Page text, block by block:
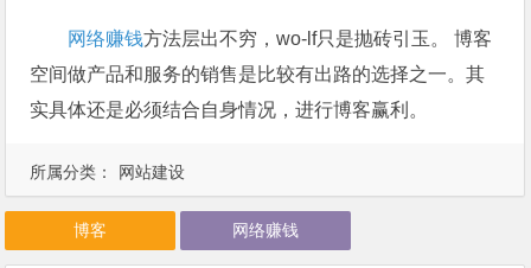
网络赚钱方法层出不穷，wo-lf只是抛砖引玉。 博客
空间做产品和服务的销售是比较有出路的选择之一。其
实具体还是必须结合自身情况，进行博客赢利。
所属分类： 网站建设
博客 网络赚钱